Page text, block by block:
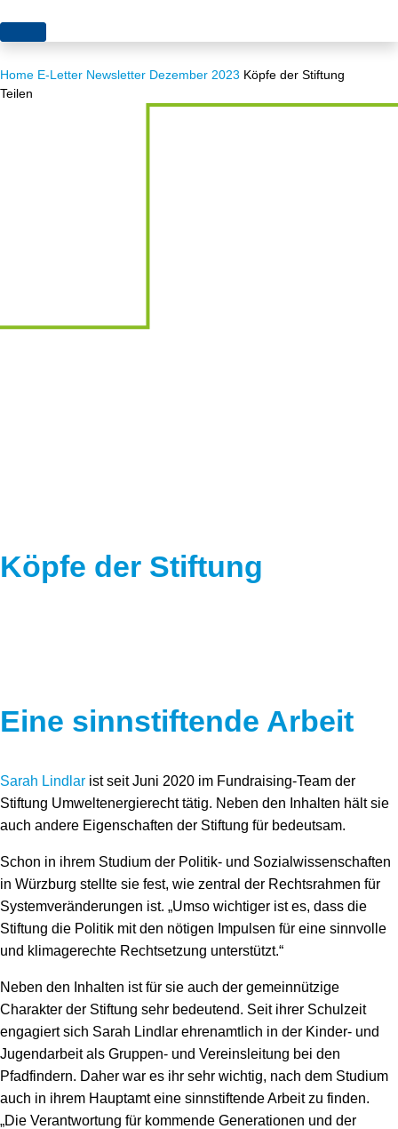
Themen
Akzeptanz
Netze
Projekte
Stiftungsporträt
Schriften zum Umweltenergierecht
Home E-Letter Newsletter Dezember 2023 Köpfe der Stiftung
Teilen
Köpfe der Stiftung
Eine sinnstiftende Arbeit
Sarah Lindlar ist seit Juni 2020 im Fundraising-Team der
Stiftung Umweltenergierecht tätig. Neben den Inhalten hält sie
auch andere Eigenschaften der Stiftung für bedeutsam.
Schon in ihrem Studium der Politik- und Sozialwissenschaften
in Würzburg stellte sie fest, wie zentral der Rechtsrahmen für
Systemveränderungen ist. „Umso wichtiger ist es, dass die
Stiftung die Politik mit den nötigen Impulsen für eine sinnvolle
und klimagerechte Rechtsetzung unterstützt.“
Neben den Inhalten ist für sie auch der gemeinnützige
Charakter der Stiftung sehr bedeutend. Seit ihrer Schulzeit
engagiert sich Sarah Lindlar ehrenamtlich in der Kinder- und
Jugendarbeit als Gruppen- und Vereinsleitung bei den
Pfadfindern. Daher war es ihr sehr wichtig, nach dem Studium
auch in ihrem Hauptamt eine sinnstiftende Arbeit zu finden.
„Die Verantwortung für kommende Generationen und der